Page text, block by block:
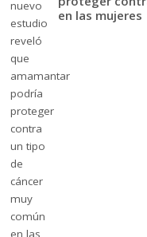
en las mujeres